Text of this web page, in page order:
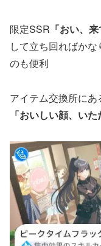
限定SSR 「おい、
して立ち回ればか
のも便利
アイテム交換所にあ
「おいしい顔、いた